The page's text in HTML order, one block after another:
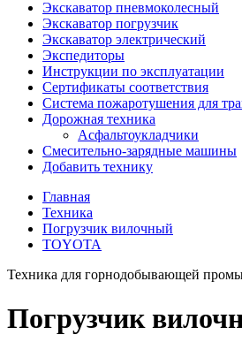
Экскаватор пневмоколесный
Экскаватор погрузчик
Экскаватор электрический
Экспедиторы
Инструкции по эксплуатации
Сертификаты соответствия
Система пожаротушения для
Дорожная техника
Асфальтоукладчики
Смесительно-зарядные машины
Добавить технику
Главная
Техника
Погрузчик вилочный
TOYOTA
Техника для горнодобывающей
Погрузчик